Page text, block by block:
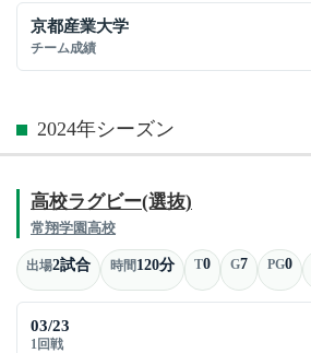
京都産業大学
チーム成績
2024年シーズン
高校ラグビー(選抜)
常翔学園高校
出場2試合 時間120分 T0 G7 PG0
03/23
1回戦